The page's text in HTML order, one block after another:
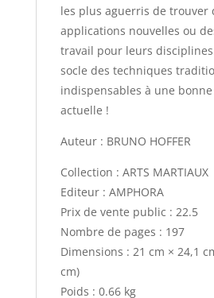
les plus aguerris de trouver
applications nouvelles ou
travail pour leurs
socle des techniques
indispensables à une
actuelle !
Auteur : BRUNO HOFFER
Collection : ARTS MARTIAUX
Editeur : AMPHORA
Prix de vente public : 22.5
Nombre de pages : 197
Dimensions : 21 cm × 24,1
cm)
Poids : 0.66 kg